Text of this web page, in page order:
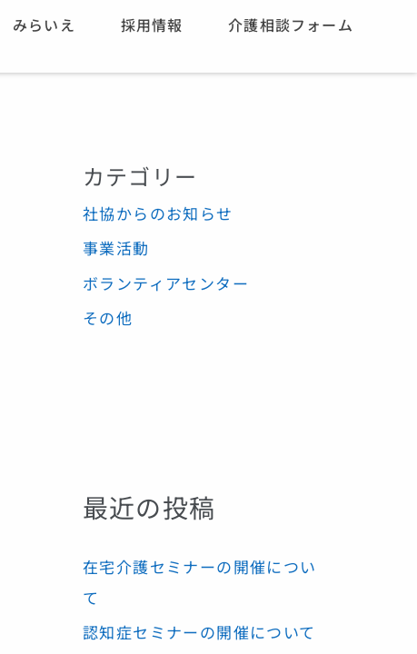
みらいえ 採用情報
介護相談フォーム
カテゴリー
社協からのお知らせ
事業活動
ボランティアセンター
その他
最近の投稿
在宅介護セミナーの開催につい
て
認知症セミナーの開催について